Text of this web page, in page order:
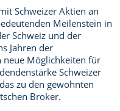
Schweizer Aktien an
Meilenstein in
Schweiz und der
Jahren der
neue Möglichkeiten für
Schweizer
zu den gewohnten
Broker.